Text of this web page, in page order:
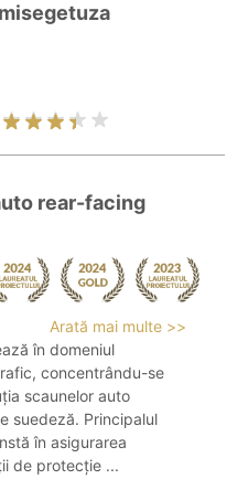
rear-facing
Arată mai multe >>
în domeniul
concentrându-se
scaunelor auto
suedeză. Principalul
în asigurarea
de protecție ...